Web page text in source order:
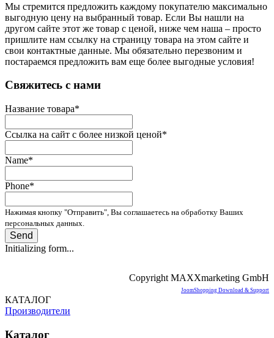
Мы стремится предложить каждому покупателю максимально
выгодную цену на выбранный товар. Если Вы нашли на
другом сайте этот же товар с ценой, ниже чем наша – просто
пришлите нам ссылку на страницу товара на этом сайте и
свои контактные данные. Мы обязательно перезвоним и
постараемся предложить вам еще более выгодные условия!
­Свяжитесь с нами
Название товара*
Ссылка на сайт с более низкой ценой*
Name*
Phone*
Нажимая кнопку "Отправить", Вы соглашаетесь на обработку Ваших
персональных данных.
Send
Initializing form...
Copyright MAXXmarketing GmbH
JoomShopping Download & Support
КАТАЛОГ
Производители
Каталог